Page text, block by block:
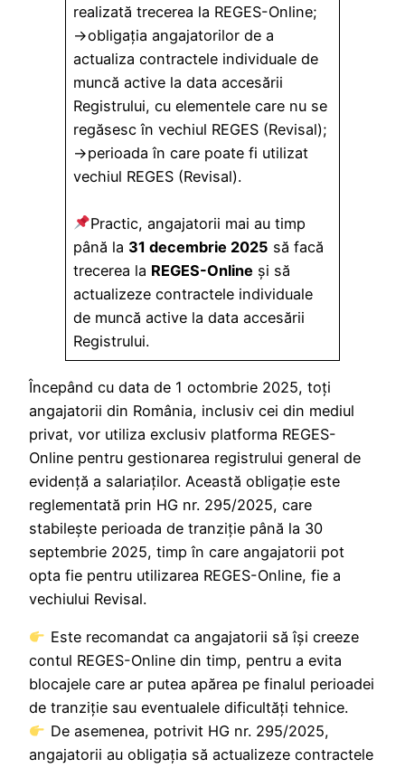
realizată trecerea la REGES-Online;
→obligația angajatorilor de a
actualiza contractele individuale de
muncă active la data accesării
Registrului, cu elementele care nu se
regăsesc în vechiul REGES (Revisal);
→perioada în care poate fi utilizat
vechiul REGES (Revisal).
Practic, angajatorii mai au timp
până la 31 decembrie 2025 să facă
trecerea la REGES-Online și să
actualizeze contractele individuale
de muncă active la data accesării
Registrului.
Începând cu data de 1 octombrie 2025, toți
angajatorii din România, inclusiv cei din mediul
privat, vor utiliza exclusiv platforma REGES-
Online pentru gestionarea registrului general de
evidență a salariaților. Această obligație este
reglementată prin HG nr. 295/2025, care
stabilește perioada de tranziție până la 30
septembrie 2025, timp în care angajatorii pot
opta fie pentru utilizarea REGES-Online, fie a
vechiului Revisal.
Este recomandat ca angajatorii să își creeze
contul REGES-Online din timp, pentru a evita
blocajele care ar putea apărea pe finalul perioadei
de tranziție sau eventualele dificultăți tehnice.
De asemenea, potrivit HG nr. 295/2025,
angajatorii au obligația să actualizeze contractele